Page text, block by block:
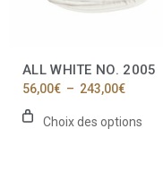
ALL WHITE NO. 2005
56,00€ – 243,00€Plage
prix :
56,00€
Choix des options
page
produit